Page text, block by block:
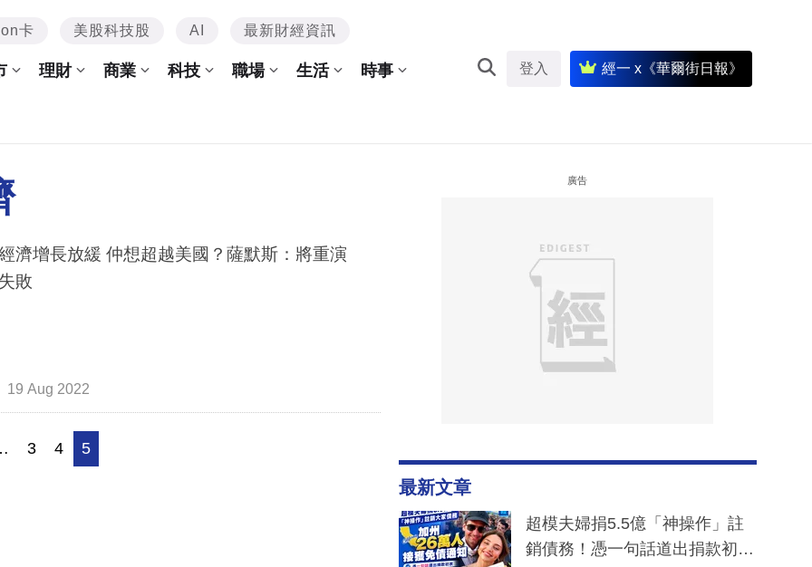
卡 美股科技股 AI 最新財經資訊
理財 商業 科技 職場 生活 時事 登入 經一 x《華爾街日報》
濟增長放緩 仲想超越美國？薩默斯：將重演
敗
19 Aug 2022
3 4 5
廣告
最新文章
超模夫婦捐5.5億「神操作」註
銷債務！憑一句話道出捐款初